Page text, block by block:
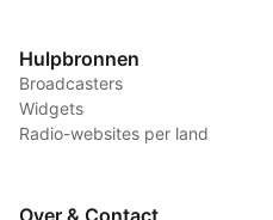
Hulpbronnen
Broadcasters
Widgets
Radio-websites per land